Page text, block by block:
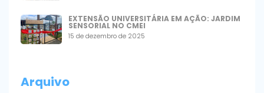
EXTENSÃO UNIVERSITÁRIA EM AÇÃO: JARDIM
SENSORIAL NO CMEI
15 de dezembro de 2025
Arquivo